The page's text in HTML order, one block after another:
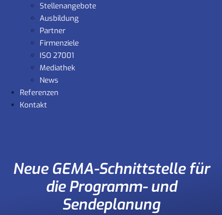
Stellenangebote
Ausbildung
Partner
Firmenziele
ISO 27001
Mediathek
News
Referenzen
Kontakt
Neue GEMA-Schnittstelle für
die Programm- und
Sendeplanung